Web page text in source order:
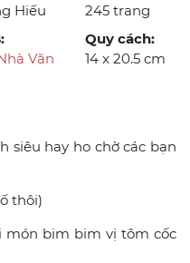
Hiếu
245 trang
Văn
Quy cách:
14 x 20.5 cm
siêu hay ho chờ các bạn
thôi)
món bim bim vị tôm cốc